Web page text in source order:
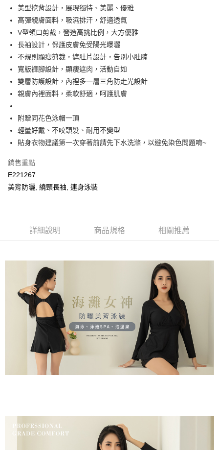
相關說明
【大哥付你分期使用說明】
1.本服務由台灣大哥大提供，台灣大哥大用戶可立即使用無須另外申請。
2.付款方式選擇「大哥付你分期」，訂單成立後會自動跳轉到大哥付的交易
流程，驗證手機門號後，選擇欲分期的期數、繳款截止日，確認付款後即完
3.實際核准額度、可分期數及費用金額請依後續交易確認頁面所載為準。
4.訂單成立30分鐘內，如未前往確認交易或遇審核未通過，訂單將自動取
消。如遇「轉專審核」未通過狀況，表示未達大哥付你分期系統評分，恕無
法說明評估內容。
【繳款方式說明】
2.透過簡訊連結打開帳單後，可選擇「超商條碼／台灣大直營門市／銀行轉
帳／街口支付／iPASS MONEY」等通路繳費。
【注意事項】
用戶於交易時，得透過本服務購買商品或服務，並由商店將買賣／分期付款
買賣價金債權讓與本公司後，依約使用本公司帳單繳交帳款。
2.基於同意付款使用「大哥付你分期」之契約關係目的，商店將以您的個人
資料（包含姓名、電話或地址）提供予台灣大哥大進項蒐集、處理及利用，
AFTEE先享後付
相關說明
【關於「AFTEE先享後付」】
AFTEE先享後付是「在收到商品之後才付款」的支付方式。 讓您購物簡單
１．簡單：不需註冊會員、不需綁卡、不需儲值。
２．便利：只要手機號碼，簡訊認證，即可結帳。
３．安心：先確認商品／服務後，再付款。
【「AFTEE先享後付」結帳流程】
１．於結帳方式選擇「AFTEE先享後付」後，將跳轉至「AFTEE先享後付」
２．訂單成立數日內，您將收到繳費通知簡訊。
３．收到繳費通知簡訊後14天內，點擊此簡訊中的連結，可透過四大超商／
※ 請注意：結帳手續完成當下不需立刻繳費，但若您需要取消訂單，請聯絡
後付繳納相關費用。
※ 交易是否成功請以「AFTEE先享後付 」之結帳頁面顯示為準，若有關於
１．透過由恩沛科技股份有限公司提供之「AFTEE先享後付」服務完成之交
https://aftee.tw/terms/#terms3
３．未成年的使用者請事先徵得法定代理人或監護人之同意方可使用
「AFTEE先享後付」，若未經同意申辦者引起之損失，本公司不負相關責
任。
４．使用「AFTEE先享後付」時，將依據個別帳號之用戶狀況，依本公司即
時審查核予不同之上限額度；若仍有額度不足之情形，本公司將視審查結果
請求用戶進行身份認證。
５．嚴禁一人註冊多個帳號或使用他人資訊註冊。若發現惡意使用之情形，
恩沛科技股份有限公司將有權停止該用戶之使用額度並採取法律行動。
Hami Point
相關說明
會員帳號後，即可在購物車使用 Hami Point 折抵消費金額 (1點等於1元)。
ATM付款
運送方式
全家取貨付款
付款後全家取貨
每筆NT$80，滿NT$499(含以上)免運費
付款後萊爾富取貨
7-11取貨付款
每筆NT$80，滿NT$799(含以上)免運費
付款後7-11取貨
每筆NT$80，滿NT$799(含以上)免運費
7-11取貨(快速到店)
每筆NT$90
宅配/離島不配送
每筆NT$80，滿NT$890(含以上)免運費
國家/地區配送
美型挖背設計，展現獨特、美麗、優雅
高彈親膚面料，吸濕排汗，舒適透氣
V型領口剪裁，營造高挑比例，大方優雅
長袖設計，保護皮膚免受陽光曝曬
不規則顯瘦剪裁，遮肚片設計，告別小肚腩
寬版褲腳設計，顯瘦遮肉，活動自如
雙層防護設計，內裡多一層三角防走光設計
親膚內裡面料，柔軟舒適，呵護肌膚
附贈同花色泳帽一頂
輕量好戴、不咬頭髮、耐用不變型
貼身衣物建議第一次穿著前請先下水洗滌，以避免染色問題唷~
銷售重點
E221267
美背防曬, 繞頸長袖, 連身泳裝
詳細說明 商品規格 相關推薦